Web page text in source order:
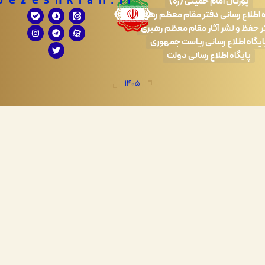
رسانی دفتر مقام معظم رهبری
آثار مقام معظم رهبری
رسانی ریاست جمهوری
اطلاع رسانی دولت